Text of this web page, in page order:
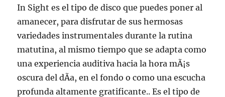
In Sight es el tipo de disco que puedes poner al
amanecer, para disfrutar de sus hermosas
variedades instrumentales durante la rutina
matutina, al mismo tiempo que se adapta como
una experiencia auditiva hacia la hora mÃ¡s
oscura del dÃ­a, en el fondo o como una escucha
profunda altamente gratificante.. Es el tipo de